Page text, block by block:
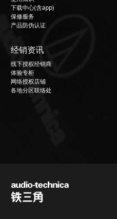
下载中心(含app)
保修服务
产品防伪认证
经销资讯
线下授权经销商
体验专柜
网络授权店铺
各地分区联络处